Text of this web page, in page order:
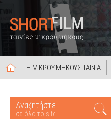
Η ΜΙΚΡΟΥ ΜΗΚΟΥΣ ΤΑΙΝΙΑ
Αναζητήστε
σε όλο το site